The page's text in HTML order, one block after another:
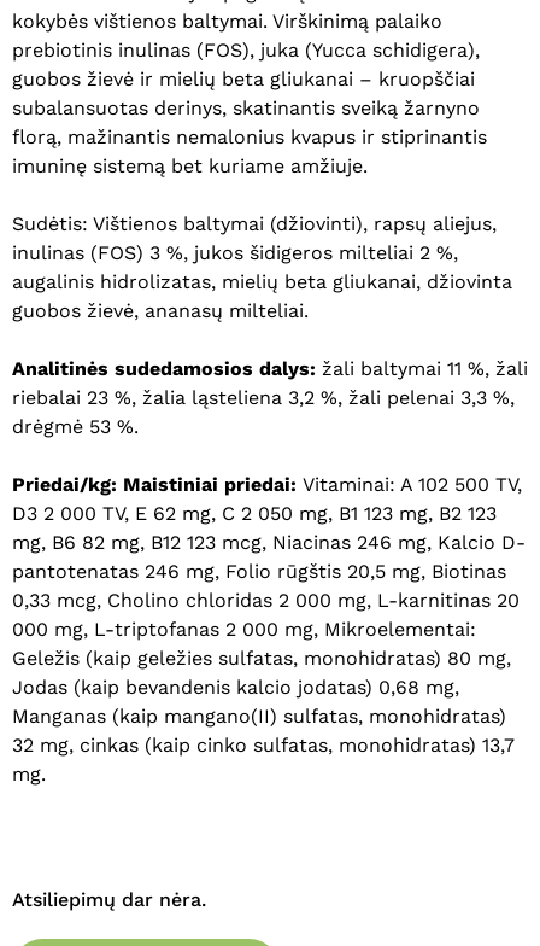
Krepšelyje nėra produktų.
Eiti Į Parduotuvę
kokybės vištienos baltymai. Virškinimą palaiko
prebiotinis inulinas (FOS), juka (Yucca schidigera),
guobos žievė ir mielių beta gliukanai – kruopščiai
subalansuotas derinys, skatinantis sveiką žarnyno
florą, mažinantis nemalonius kvapus ir stiprinantis
imuninę sistemą bet kuriame amžiuje.
Sudėtis: Vištienos baltymai (džiovinti), rapsų aliejus,
inulinas (FOS) 3 %, jukos šidigeros milteliai 2 %,
augalinis hidrolizatas, mielių beta gliukanai, džiovinta
guobos žievė, ananasų milteliai.
Analitinės sudedamosios dalys: žali baltymai 11 %, žali
riebalai 23 %, žalia ląsteliena 3,2 %, žali pelenai 3,3 %,
drėgmė 53 %.
Priedai/kg: Maistiniai priedai: Vitaminai: A 102 500 TV,
D3 2 000 TV, E 62 mg, C 2 050 mg, B1 123 mg, B2 123
mg, B6 82 mg, B12 123 mcg, Niacinas 246 mg, Kalcio D-
pantotenatas 246 mg, Folio rūgštis 20,5 mg, Biotinas
0,33 mcg, Cholino chloridas 2 000 mg, L-karnitinas 20
000 mg, L-triptofanas 2 000 mg, Mikroelementai:
Geležis (kaip geležies sulfatas, monohidratas) 80 mg,
Jodas (kaip bevandenis kalcio jodatas) 0,68 mg,
Manganas (kaip mangano(II) sulfatas, monohidratas)
32 mg, cinkas (kaip cinko sulfatas, monohidratas) 13,7
mg.
Atsiliepimų dar nėra.